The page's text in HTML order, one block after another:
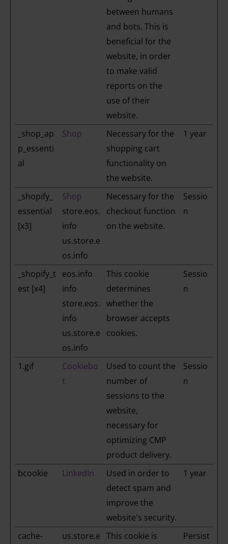
between humans
and bots. This is
beneficial for the
website, in order
to make valid
reports on the
use of their
website.
_shop_ap
p_essenti
al
Shop
Necessary for the
shopping cart
functionality on
the website.
1 year
_shopify_
essential
[x3]
Shop
store.eos.
info
us.store.e
os.info
Necessary for the
checkout function
on the website.
Sessio
n
_shopify_t
est [x4]
eos.info
info
store.eos.
info
us.store.e
os.info
This cookie
determines
whether the
browser accepts
cookies.
Sessio
n
1.gif
Cookiebo
t
Used to count the
number of
sessions to the
website,
necessary for
optimizing CMP
product delivery.
Sessio
n
bcookie LinkedIn
Used in order to
detect spam and
improve the
website's security.
1 year
cache-
us.store.e This cookie is
Persist